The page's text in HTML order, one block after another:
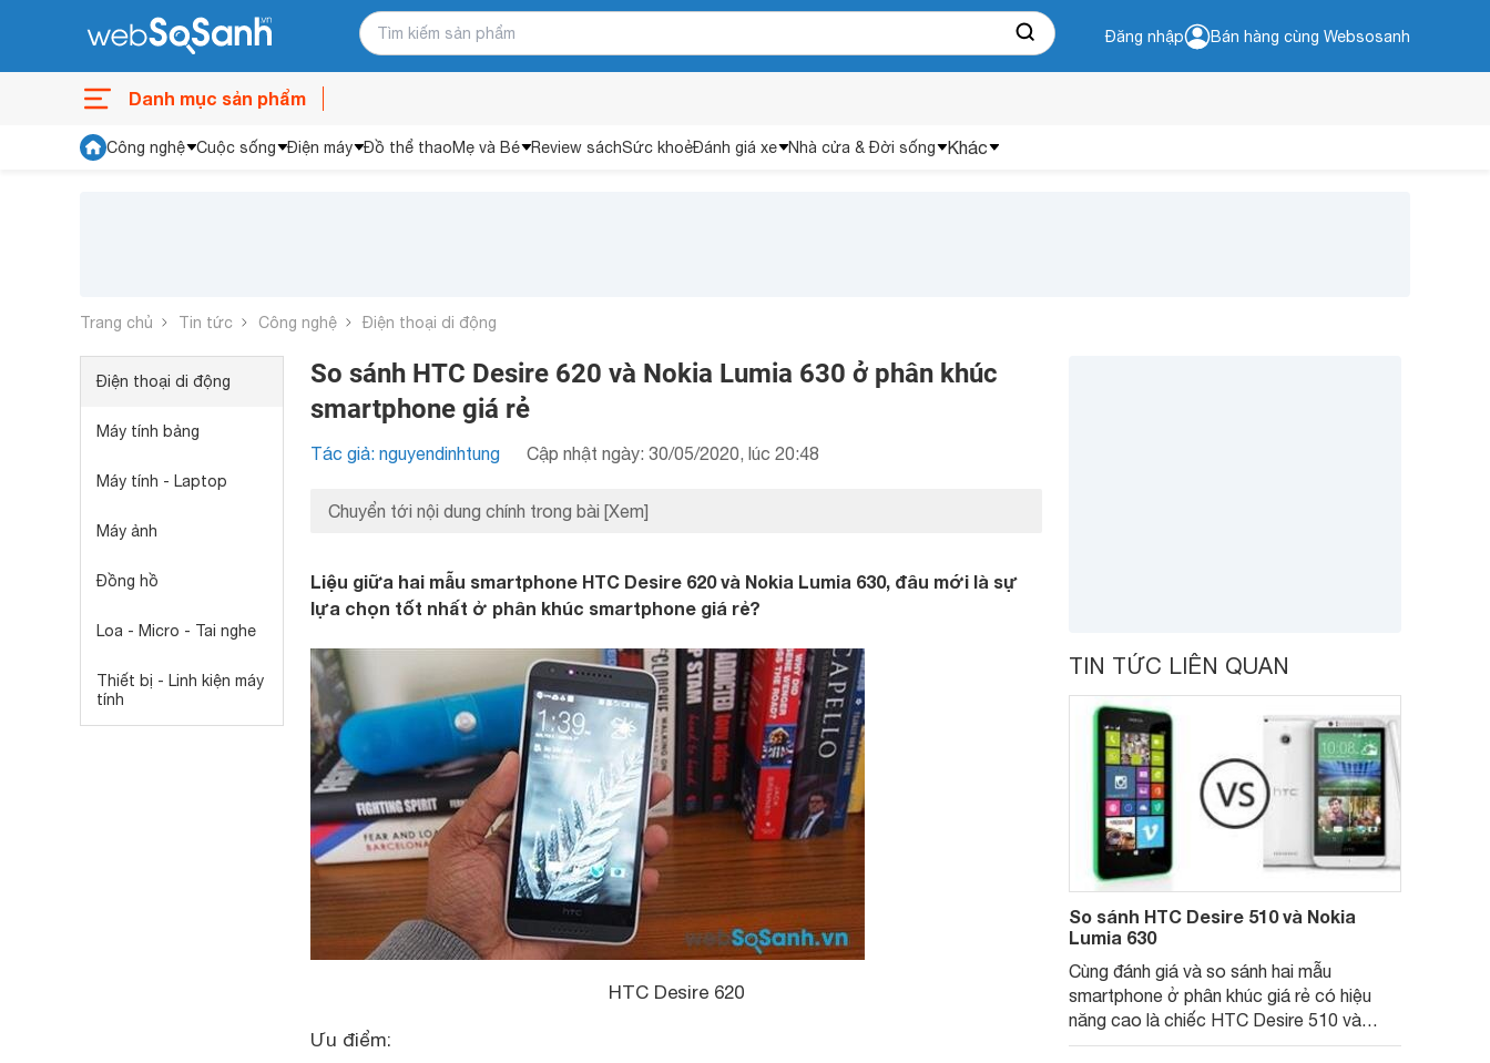
Đăng nhập Bán hàng cùng Websosanh
Danh mục sản phẩm
Công nghệ Cuộc sống Điện máy Đồ thể thaoMẹ và Bé Review sáchSức khoẻĐánh giá xe Nhà cửa & Đời sống Khác
Trang chủ Tin tức Công nghệ Điện thoại di động
Điện thoại di động
Máy tính bảng
Máy tính - Laptop
Máy ảnh
Đồng hồ
Loa - Micro - Tai nghe
Thiết bị - Linh kiện máy
tính
So sánh HTC Desire 620 và Nokia Lumia 630 ở phân khúc
smartphone giá rẻ
Tác giả: nguyendinhtung Cập nhật ngày: 30/05/2020, lúc 20:48
Chuyển tới nội dung chính trong bài [Xem]
Liệu giữa hai mẫu smartphone HTC Desire 620 và Nokia Lumia 630, đâu mới là sự
lựa chọn tốt nhất ở phân khúc smartphone giá rẻ?
HTC Desire 620
Ưu điểm:
TIN TỨC LIÊN QUAN
So sánh HTC Desire 510 và Nokia
Lumia 630
Cùng đánh giá và so sánh hai mẫu
smartphone ở phân khúc giá rẻ có hiệu
năng cao là chiếc HTC Desire 510 và
Nokia Lumia 630